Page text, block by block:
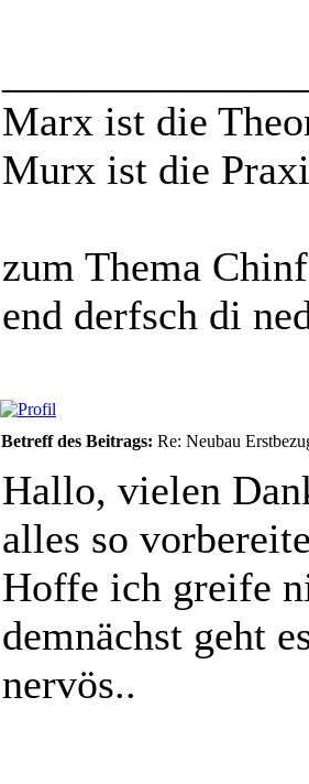
Marx ist die
Murx ist die
zum Thema
end derfsch di
Betreff des Beitrags: Re: Neubau
Hallo, vielen
alles so
Hoffe ich greife
demnächst geht
nervös..